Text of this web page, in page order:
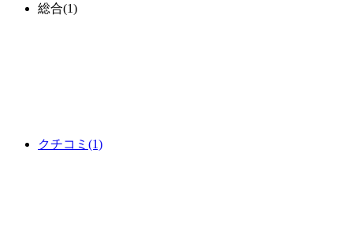
総合(1)
クチコミ (1)